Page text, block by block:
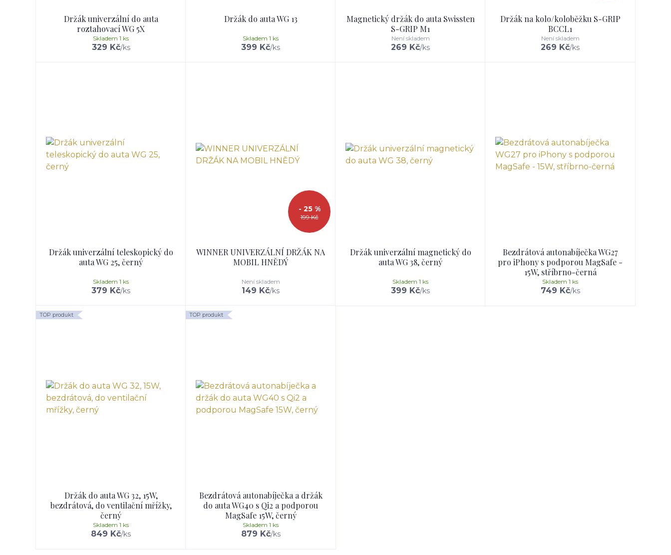
Držák univerzální do auta
roztahovací WG 5X
329 Kč/ks
Skladem 1 ks
Držák do auta WG 13
399 Kč/ks
Skladem 1 ks
Magnetický držák do auta Swissten
S-GRIP M1
269 Kč/ks
Není skladem
Držák na kolo/koloběžku S-GRIP
BCCL1
269 Kč/ks
Není skladem
Držák univerzální teleskopický do
auta WG 25, černý
379 Kč/ks
Skladem 1 ks
199 Kč
- 25 %
WINNER UNIVERZÁLNÍ DRŽÁK NA
MOBIL HNĚDÝ
149 Kč/ks
Není skladem
Držák univerzální magnetický do
auta WG 38, černý
399 Kč/ks
Skladem 1 ks
Bezdrátová autonabíječka WG27
pro iPhony s podporou MagSafe -
15W, stříbrno-černá
749 Kč/ks
Skladem 1 ks
TOP produkt
Držák do auta WG 32, 15W,
bezdrátová, do ventilační mřížky,
černý
849 Kč/ks
Skladem 1 ks
TOP produkt
Bezdrátová autonabíječka a držák
do auta WG40 s Qi2 a podporou
MagSafe 15W, černý
879 Kč/ks
Skladem 1 ks